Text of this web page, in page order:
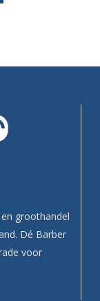
groothandel
Dé Barber
voor